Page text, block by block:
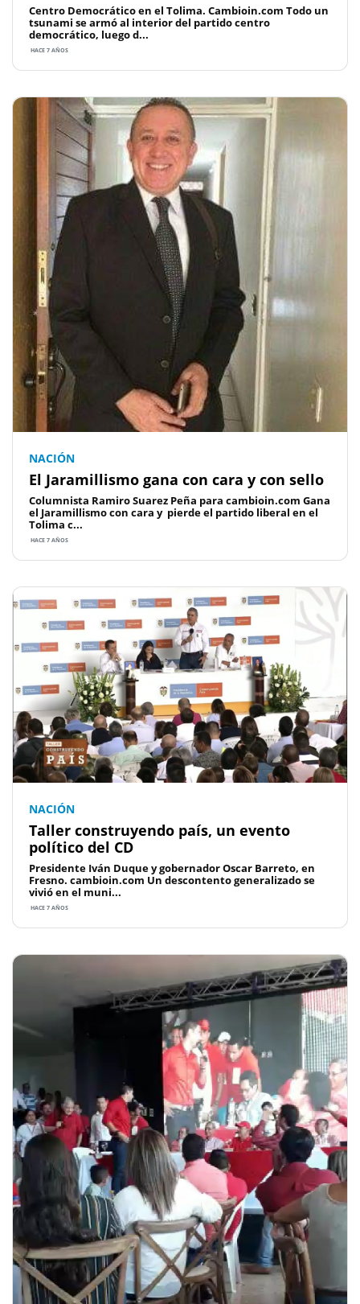
Centro Democrático en el Tolima. Cambioin.com Todo un
tsunami se armó al interior del partido centro
democrático, luego d...
HACE 7 AÑOS
NACIÓN
El Jaramillismo gana con cara y con sello
Columnista Ramiro Suarez Peña para cambioin.com Gana
el Jaramillismo con cara y pierde el partido liberal en el
Tolima c...
HACE 7 AÑOS
NACIÓN
Taller construyendo país, un evento
político del CD
Presidente Iván Duque y gobernador Oscar Barreto, en
Fresno. cambioin.com Un descontento generalizado se
vivió en el muni...
HACE 7 AÑOS